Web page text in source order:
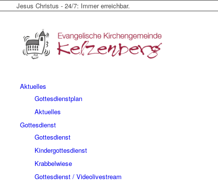
Jesus Christus - 24/7: Immer erreichbar.
Aktuelles
Gottesdienstplan
Aktuelles
Gottesdienst
Gottesdienst
Kindergottesdienst
Krabbelwiese
Gottesdienst / Videolivestream